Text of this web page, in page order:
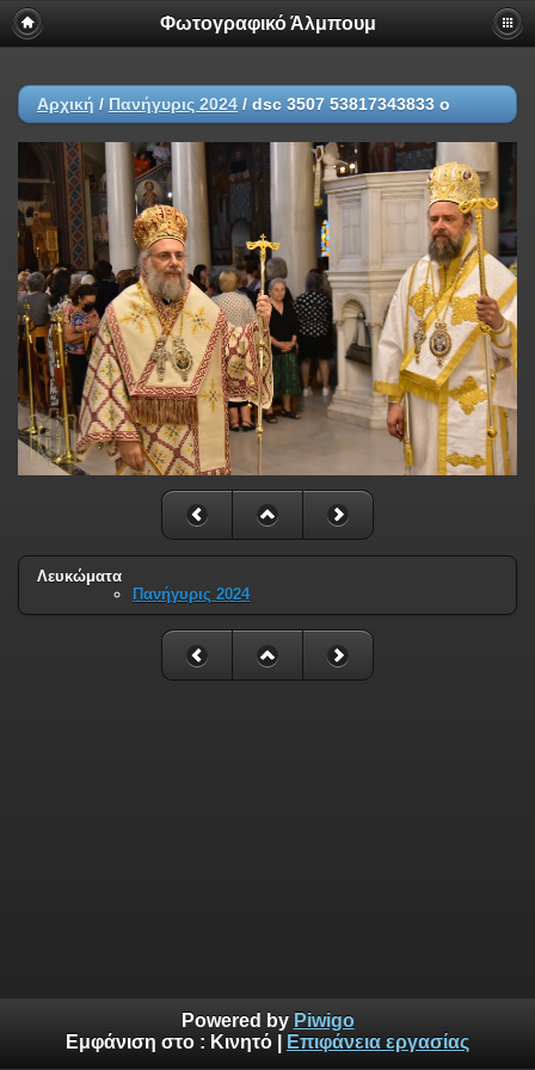
Φωτογραφικό Άλμπουμ
Αρχική / Πανήγυρις 2024 / dsc 3507 53817343833 o
Λευκώματα
Πανήγυρις 2024
Powered by Piwigo
Εμφάνιση στο : Κινητό Επιφάνεια εργασίας